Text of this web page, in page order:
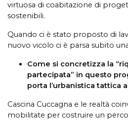
virtuosa di coabitazione di
sostenibili.
Quando ci è stato proposto di
nuovo vicolo ci è parsa subito
Come si concretizza la
partecipata” in questo
porta l’urbanistica tattica
Cascina Cuccagna e le realtà
mobilitate per costruire un